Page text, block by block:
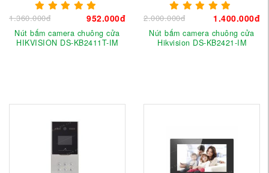
1.360.000đ 952.000đ
Nút bấm camera chuông cửa
HIKVISION DS-KB2411T-IM
2.000.000đ 1.400.000đ
Nút bấm camera chuông cửa
Hikvision DS-KB2421-IM